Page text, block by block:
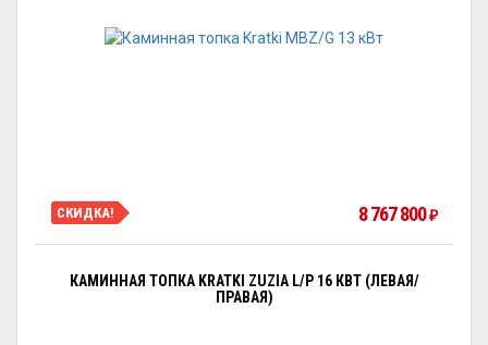
СКИДКА! 8 767 800₽
КАМИННАЯ ТОПКА KRATKI ZUZIA L/P 16 КВТ (ЛЕВАЯ/
ПРАВАЯ)